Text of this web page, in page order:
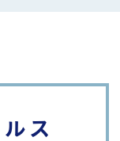
ス